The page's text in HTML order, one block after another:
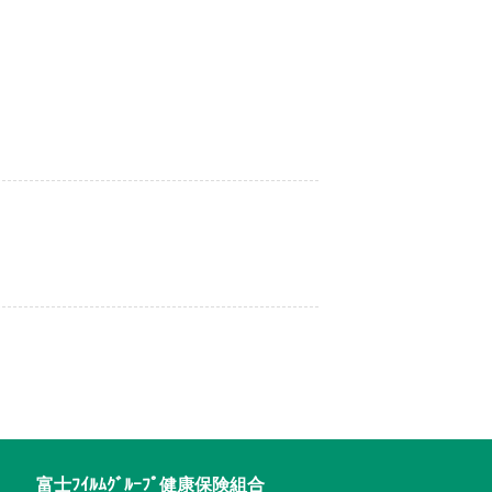
富士ﾌｲﾙﾑｸﾞﾙｰﾌﾟ健康保険組合